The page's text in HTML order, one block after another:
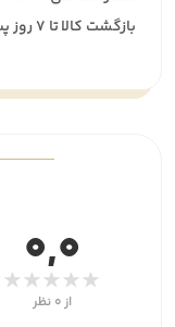
بازگشت کالا تا ۷ روز پس از تحویل وجود دارد.
0,0
★★★★★
از 0 نظر